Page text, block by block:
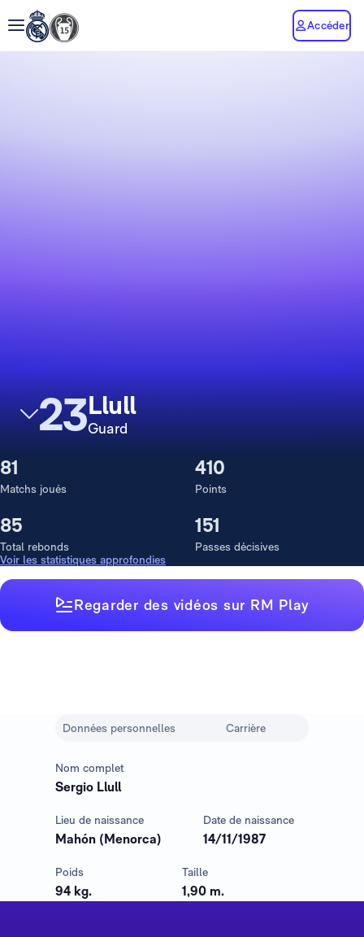
Accéder
23Llull
Guard
81
Matchs joués
410
Points
85
Total rebonds
151
Passes décisives
Voir les statistiques approfondies
Regarder des vidéos sur RM Play
Données personnelles Carrière
Nom complet
Sergio Llull
Lieu de naissance
Mahón (Menorca)
Date de naissance
14/11/1987
Poids
94 kg.
Taille
1,90 m.